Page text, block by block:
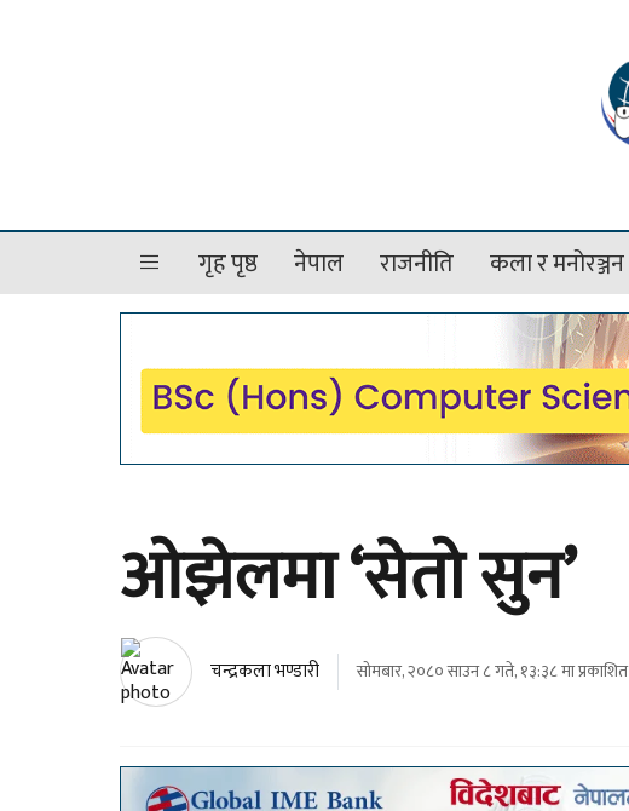
गृह पृष्ठ नेपाल राजनीति कला र मनोरञ्जन
ओझेलमा ‘सेतो सुन’
चन्द्रकला भण्डारी सोमबार, २०८० साउन ८ गते, १३:३८ मा प्रकाशित